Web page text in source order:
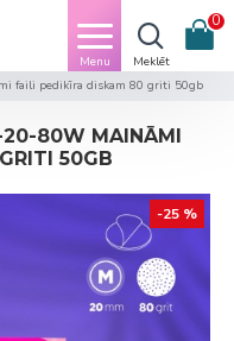
0
faili pedikīra diskam 80 griti 50gb
20-80W MAINĀMI
50GB
-25 %